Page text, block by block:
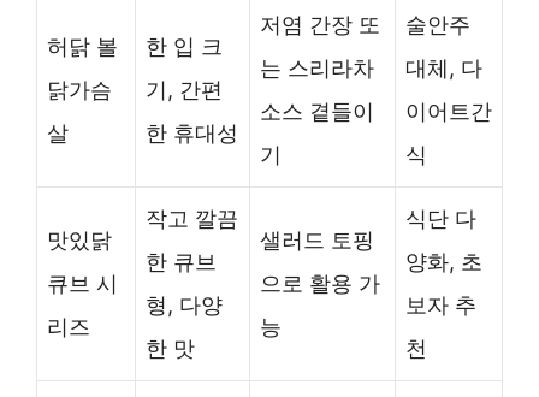
허닭 볼
닭가슴
살
한 입 크
기, 간편
한 휴대성
저염 간장 또
는 스리라차
소스 곁들이
기
술안주
대체, 다
이어트간
식
맛있닭
큐브 시
리즈
작고 깔끔
한 큐브
형, 다양
한 맛
샐러드 토핑
으로 활용 가
능
식단 다
양화, 초
보자 추
천